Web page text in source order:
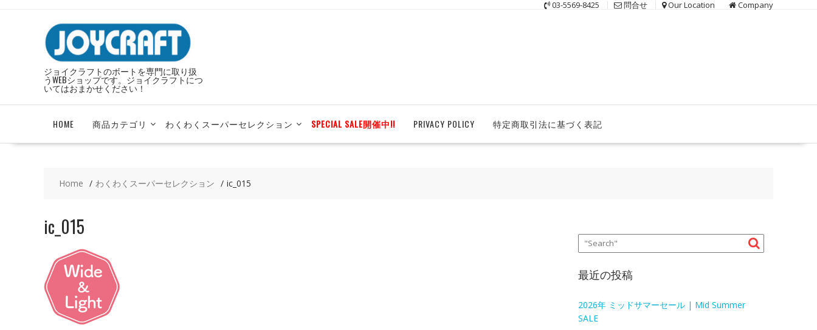
03-5569-8425 問合せ Our Location Company
ジョイクラフトのボートを専門に取り扱
うWEBショップです。ジョイクラフトにつ
いてはおまかせください！
HOME 商品カテゴリ わくわくスーパーセレクション SPECIAL SALE開催中!! PRIVACY POLICY 特定商取引法に基づく表記
Home わくわくスーパーセレクション ic_015
ic_015
最近の投稿
2026年 ミッドサマーセール | Mid Summer
SALE